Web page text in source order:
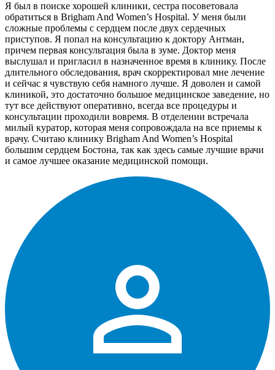
Я был в поиске хорошей клиники, сестра посоветовала
обратиться в Brigham And Women’s Hospital. У меня были
сложные проблемы с сердцем после двух сердечных
приступов. Я попал на консультацию к доктору Антман,
причем первая консультация была в зуме. Доктор меня
выслушал и пригласил в назначенное время в клинику. После
длительного обследования, врач скорректировал мне лечение
и сейчас я чувствую себя намного лучше. Я доволен и самой
клиникой, это достаточно большое медицинское заведение, но
тут все действуют оперативно, всегда все процедуры и
консультации проходили вовремя. В отделении встречала
милый куратор, которая меня сопровождала на все приемы к
врачу. Считаю клинику Brigham And Women’s Hospital
большим сердцем Бостона, так как здесь самые лучшие врачи
и самое лучшее оказание медицинской помощи.